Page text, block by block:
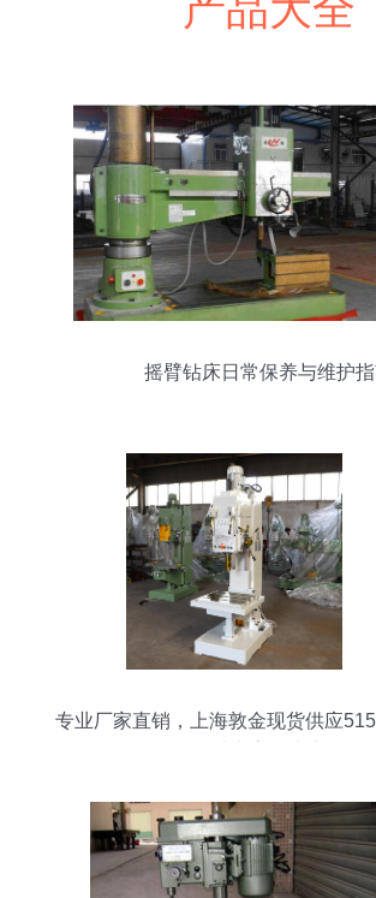
摇臂钻床日常保养与维护
专业厂家直销，上海敦金现货供应